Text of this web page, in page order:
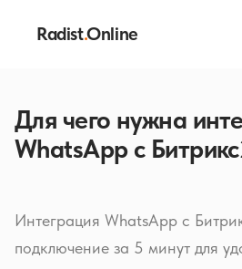
Radist.Online
Для чего нужна
WhatsApp с
Интеграция WhatsApp с
подключение за 5 минут для